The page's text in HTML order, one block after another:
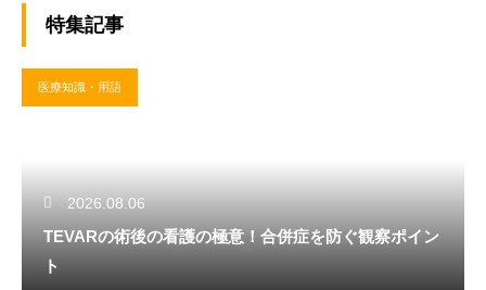
特集記事
医療知識・用語
2026.08.06
TEVARの術後の看護の極意！合併症を防ぐ観察ポイン
ト